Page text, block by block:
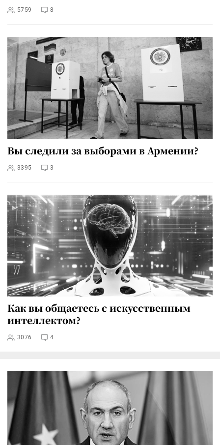
5759 8
Вы следили за выборами в Армении?
3395 3
Как вы общаетесь с искусственным
интеллектом?
3076 4